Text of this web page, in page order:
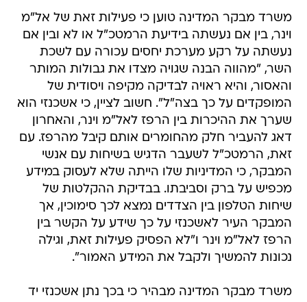
משרד מבקר המדינה טוען כי פעילות זאת של אל"מ
וינר, בין אם נעשתה בידיעת הרמטכ"ל או לא ובין אם
נעשתה על רקע מערכת יחסים עכורה עם לשכת
השר, "מהווה הבנה שגויה מצדו את גבולות המותר
והאסור, והיא ראויה לבדיקה מקיפה ויסודית של
המופקדים על כך בצה"ל". חשוב לציין, כי אשכנזי הוא
שערך את ההיכרות בין הרפז לאל"מ וינר, והאחרון
דאג להעביר חלק מהחומרים אותם קיבל מהרפז. עם
זאת, הרמטכ"ל לשעבר הדגיש בשיחות עם אנשי
המבקר, כי המדיניות שלו הייתה שלא לעסוק במידע
מכפיש על ברק וסביבתו. בבדיקת ההקלטות של
שיחות הטלפון בין הצדדים נמצא לכך סימוכין, אך
המבקר העיר לאשכנזי על כך שידע על הקשר בין
הרפז לאל"מ וינר ו"לא הפסיק פעילות זאת, וגילה
נכונות להמשיך ולקבל את המידע האמור".
משרד מבקר המדינה מבהיר כי בכך נתן אשכנזי יד